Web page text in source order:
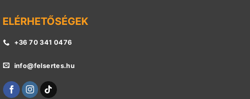
ELÉRHETŐSÉGEK
+36 70 341 0476
info@felsertes.hu